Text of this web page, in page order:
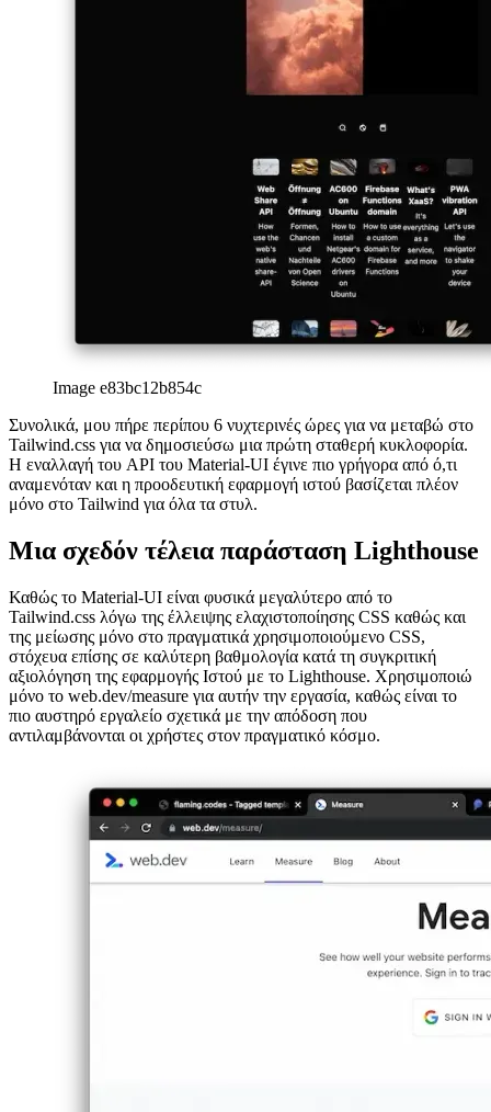
Image e83bc12b854c
Συνολικά, μου πήρε περίπου 6 νυχτερινές ώρες για να μεταβώ στο
Tailwind.css για να δημοσιεύσω μια πρώτη σταθερή κυκλοφορία.
αναμενόταν και η προοδευτική εφαρμογή ιστού βασίζεται πλέον
μόνο στο Tailwind για όλα τα στυλ.
Μια σχεδόν τέλεια παράσταση Lighthouse
Καθώς το Material-UI είναι φυσικά μεγαλύτερο από το
Tailwind.css λόγω της έλλειψης ελαχιστοποίησης CSS καθώς και
της μείωσης μόνο στο πραγματικά χρησιμοποιούμενο CSS,
στόχευα επίσης σε καλύτερη βαθμολογία κατά τη συγκριτική
αξιολόγηση της εφαρμογής Ιστού με το Lighthouse. Χρησιμοποιώ
αντιλαμβάνονται οι χρήστες στον πραγματικό κόσμο.